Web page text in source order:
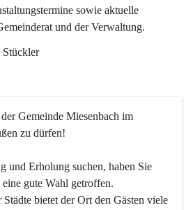
sowie aktuelle
und der Verwaltung.
Stückler
Gemeinde Miesenbach im
zu dürfen!
und Erholung suchen, haben Sie
gute Wahl getroffen.
bietet der Ort den Gästen viele